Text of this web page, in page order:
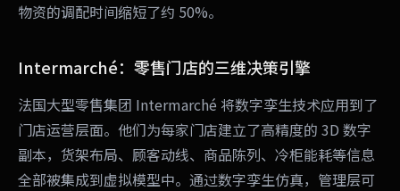
物资的调配时间缩短了约 50%。
Intermarché：零售门店的三维决策引擎
法国大型零售集团 Intermarché 将数字孪生技术应用到了
门店运营层面。他们为每家门店建立了高精度的 3D 数字
副本，货架布局、顾客动线、商品陈列、冷柜能耗等信息
全部被集成到虚拟模型中。通过数字孪生仿真，管理层可